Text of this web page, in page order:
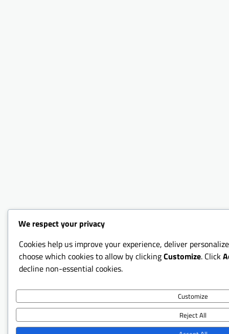
We respect your privacy
Cookies help us improve your experience, deliver
choose which cookies to allow by clickingCustomize. Click
decline non-essential cookies.
Customize
Reject All